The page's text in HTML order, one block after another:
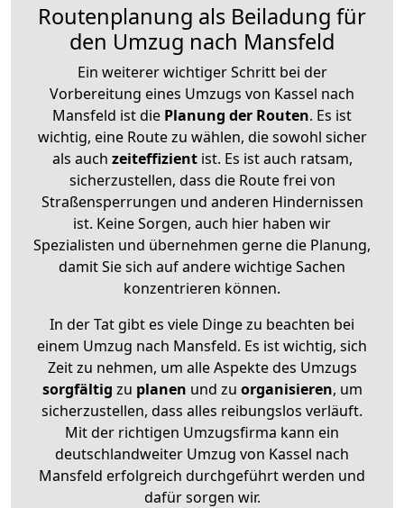
Routenplanung als Beiladung für
den Umzug nach Mansfeld
Ein weiterer wichtiger Schritt bei der
Vorbereitung eines Umzugs von Kassel nach
Mansfeld ist die Planung der Routen. Es ist
wichtig, eine Route zu wählen, die sowohl sicher
als auch zeiteffizientist. Es ist auch ratsam,
sicherzustellen, dass die Route frei von
Straßensperrungen und anderen Hindernissen
ist. Keine Sorgen, auch hier haben wir
Spezialisten und übernehmen gerne die Planung,
damit Sie sich auf andere wichtige Sachen
konzentrieren können.
In der Tat gibt es viele Dinge zu beachten bei
einem Umzug nach Mansfeld. Es ist wichtig, sich
Zeit zu nehmen, um alle Aspekte des Umzugs
sorgfältig zu planen und zu organisieren, um
sicherzustellen, dass alles reibungslos verläuft.
Mit der richtigen Umzugsfirma kann ein
deutschlandweiter Umzug von Kassel nach
Mansfeld erfolgreich durchgeführt werden und
dafür sorgen wir.